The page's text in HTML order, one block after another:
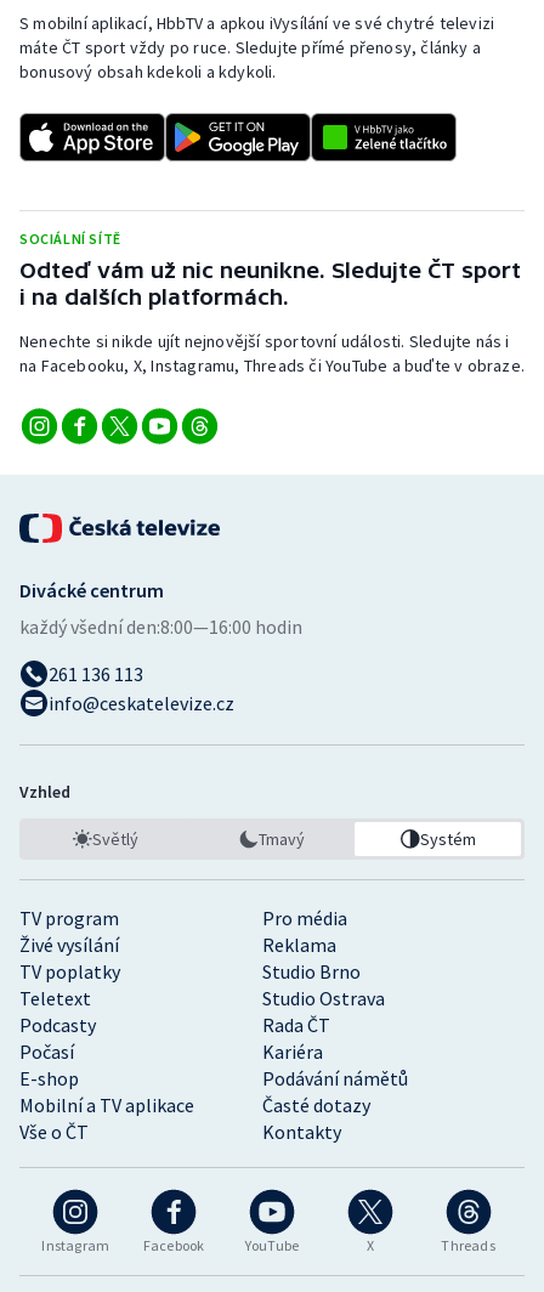
S mobilní aplikací, HbbTV a apkou iVysílání ve své chytré televizi
máte ČT sport vždy po ruce. Sledujte přímé přenosy, články a
bonusový obsah kdekoli a kdykoli.
SOCIÁLNÍ SÍTĚ
Odteď vám už nic neunikne. Sledujte ČT sport
i na dalších platformách.
Nenechte si nikde ujít nejnovější sportovní události. Sledujte nás i
na Facebooku, X, Instagramu, Threads či YouTube a buďte v obraze.
Instagram Facebook YouTube X Threads
TV program
Pro média
Živé vysílání
Reklama
TV poplatky
Studio Brno
Teletext
Studio Ostrava
Podcasty
Rada ČT
Počasí
Kariéra
E-shop
Podávání námětů
Mobilní a TV aplikace
Časté dotazy
Vše o ČT
Kontakty
Divácké centrum
každý všední den:8:00—16:00 hodin
261 136 113
info@ceskatelevize.cz
Vzhled
Světlý Tmavý Systém